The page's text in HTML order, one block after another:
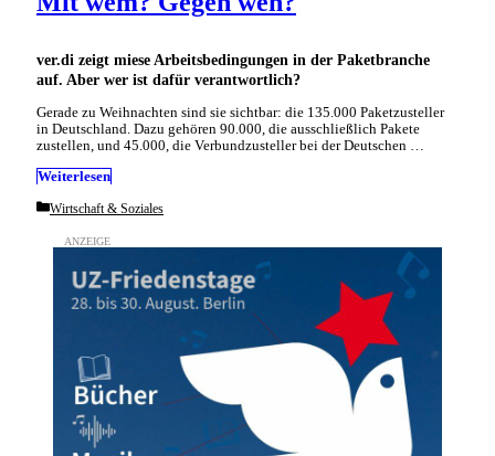
ver.di zeigt miese Arbeitsbedingungen in der Paketbranche
auf. Aber wer ist dafür verantwortlich?
Gerade zu Weihnachten sind sie sichtbar: die 135.000 Paketzusteller
in Deutschland. Dazu gehören 90.000, die ausschließlich Pakete
zustellen, und 45.000, die Verbundzusteller bei der Deutschen …
Weiterlesen
Categories
Wirtschaft & Soziales